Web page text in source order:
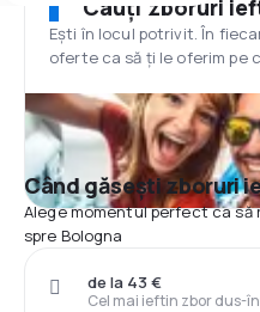
Cauți zboruri
Ești în locul potrivit. În
oferte ca să ți le oferim pe
Când găsești zboruri
Alege momentul perfect ca
spre Bologna
Cel mai ieftin zbor dus-
de la 43 €